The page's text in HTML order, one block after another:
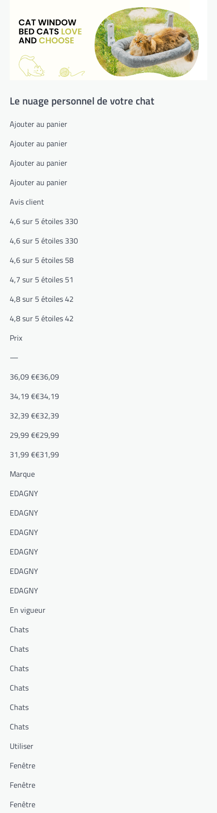
Le nuage personnel de votre chat
Ajouter au panier
Ajouter au panier
Ajouter au panier
Ajouter au panier
Avis client
4,6 sur 5 étoiles 330
4,6 sur 5 étoiles 330
4,6 sur 5 étoiles 58
4,7 sur 5 étoiles 51
4,8 sur 5 étoiles 42
4,8 sur 5 étoiles 42
Prix
—
36,09 €€36,09
34,19 €€34,19
32,39 €€32,39
29,99 €€29,99
31,99 €€31,99
Marque
EDAGNY
EDAGNY
EDAGNY
EDAGNY
EDAGNY
EDAGNY
En vigueur
Chats
Chats
Chats
Chats
Chats
Chats
Utiliser
Fenêtre
Fenêtre
Fenêtre